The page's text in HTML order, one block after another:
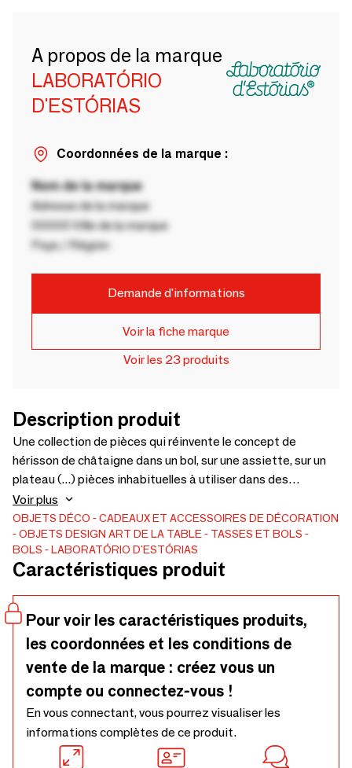
A propos de la marque
LABORATÓRIO
D'ESTÓRIAS
Coordonnées de la marque :
Nom de la marque
Adresse de la marque
00000 Ville de la marque
Pays / Région
Demande d'informations
Voir la fiche marque
Voir les 23 produits
Description produit
Une collection de pièces qui réinvente le concept de
hérisson de châtaigne dans un bol, sur une assiette, sur un
plateau (...) pièces inhabituelles à utiliser dans des
occasions spéciales.Les couleurs sont en faïence émaillée
et en trois couleurs ; deux verts différents et marron. Les
blancs sont en grès et 3 tailles.
Voir plus
OBJETS DÉCO
CADEAUX ET ACCESSOIRES DE DÉCORATION
OBJETS DESIGN ART DE LA TABLE
TASSES ET BOLS
BOLS
LABORATÓRIO D'ESTÓRIAS
Caractéristiques produit
Pour voir les caractéristiques produits,
les coordonnées et les conditions de
vente de la marque : créez vous un
compte ou connectez-vous !
En vous connectant, vous pourrez visualiser les
informations complètes de ce produit.